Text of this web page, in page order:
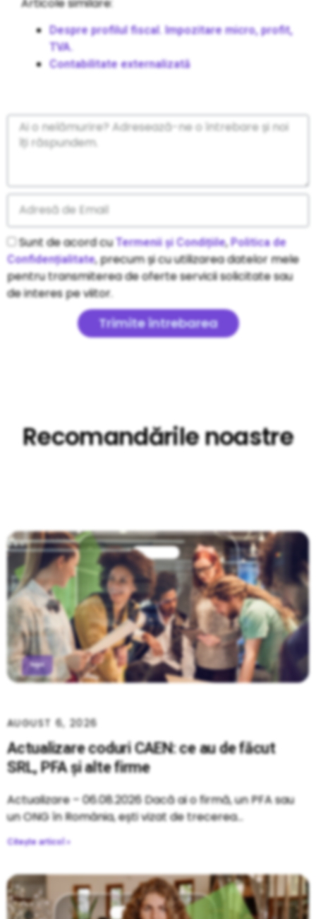
Despre profilul fiscal. Impozitare micro, profit,
TVA.
Contabilitate externalizată
Sunt de acord cuTermenii și Condițiile,Politica de
Confidențialitate, precum și cu utilizarea datelor mele
pentru transmiterea de oferte servicii solicitate sau
de interes pe viitor.
Trimite întrebarea
Recomandările noastre
Actualizare coduri CAEN: ce au de făcut
SRL, PFA și alte firme
AUGUST 6, 2026
Actualizare – 06.08.2026 Dacă ai o firmă, un PFA sau
un ONG în România, ești vizat de trecerea
Citește articol »